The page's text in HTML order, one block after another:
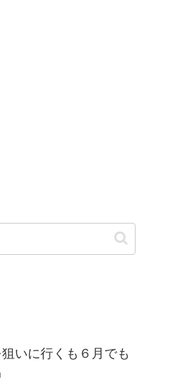
いに行くも６月でも